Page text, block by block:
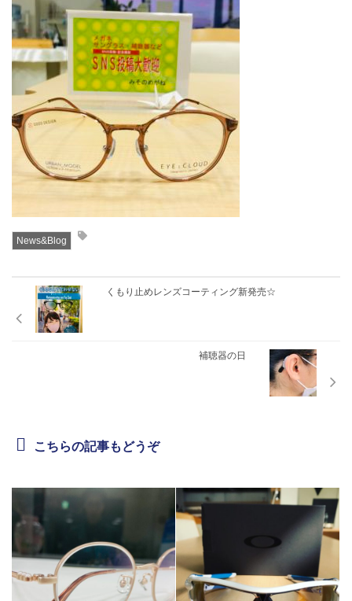
サングラス
Sun Glasses
補聴器
Hearing Aid
アクセス
Access
Q＆A
お問合せ
CONTACT
News&Blog
くもり止めレンズコーティング新発売☆
補聴器の日
こちらの記事もどうぞ